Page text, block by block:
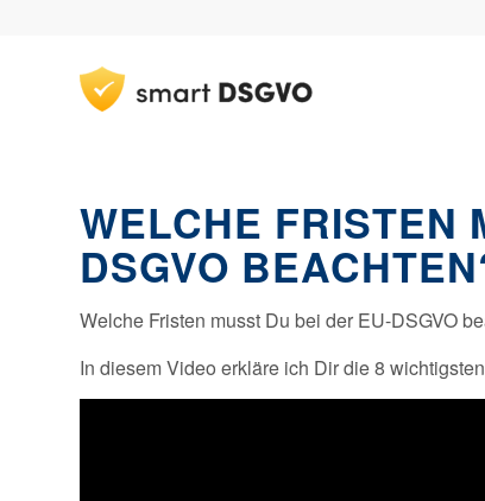
WELCHE FRISTEN
DSGVO
Welche Fristen musst Du bei der EU-DSGVO
In diesem Video erkläre ich Dir die 8